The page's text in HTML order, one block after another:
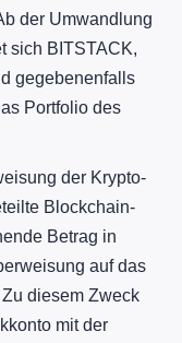
der Umwandlung
sich BITSTACK,
gegebenenfalls
Portfolio des
der Krypto-
Blockchain-
Betrag in
auf das
diesem Zweck
mit der